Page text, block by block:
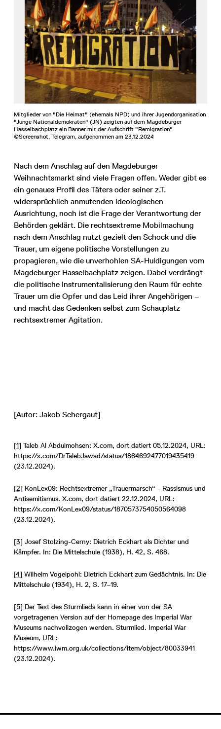
Mitglieder von "Die Heimat" (ehemals NPD) und ihrer Jugendorganisation
"Junge Nationaldemokraten" (JN) zeigten auf dem Magdeburger
Hasselbachplatz ein Banner mit der Aufschrift "Remigration".
©Screenshot, Telegram, aufgenommen am 23.12.2024
Nach dem Anschlag auf den Magdeburger
Weihnachtsmarkt sind viele Fragen offen. Weder gibt es
ein genaues Profil des Täters oder seiner z.T.
widersprüchlich anmutenden ideologischen
Ausrichtung, noch ist die Frage der Verantwortung der
Behörden geklärt. Die rechtsextreme Mobilmachung
nach dem Anschlag nutzt gezielt den Schock und die
Trauer, um eigene politische Vorstellungen zu
propagieren, wie die unverhohlen SA-Huldigungen vom
Magdeburger Hasselbachplatz zeigen. Dabei verdrängt
die politische Instrumentalisierung den Raum für echte
Trauer um die Opfer und das Leid ihrer Angehörigen –
und macht das Gedenken selbst zum Schauplatz
rechtsextremer Agitation.
[Autor: Jakob Schergaut]
[1] Taleb Al Abdulmohsen: X.com, dort datiert 05.12.2024, URL:
https://x.com/DrTalebJawad/status/1864692477019435419
(23.12.2024).
[2] KonLex09: Rechtsextremer „Trauermarsch“ - Rassismus und
Antisemitismus. X.com, dort datiert 22.12.2024, URL:
https://x.com/KonLex09/status/1870573754050564098
(23.12.2024).
[3] Josef Stolzing-Cerny: Dietrich Eckhart als Dichter und
Kämpfer. In: Die Mittelschule (1938), H. 42, S. 468.
[4] Wilhelm Vogelpohl: Dietrich Eckhart zum Gedächtnis. In: Die
Mittelschule (1934), H. 2, S. 17–19.
[5] Der Text des Sturmlieds kann in einer von der SA
vorgetragenen Version auf der Homepage des Imperial War
Museums nachvollzogen werden. Sturmlied. Imperial War
Museum, URL:
https://www.iwm.org.uk/collections/item/object/80033941
(23.12.2024).